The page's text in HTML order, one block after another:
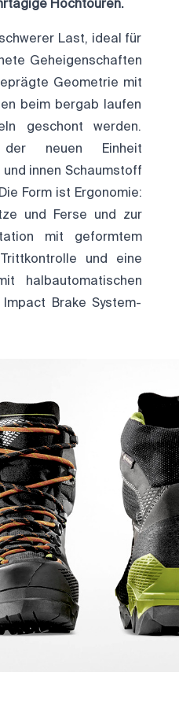
Hochtouren.
Last, ideal für
Geheigenschaften
Geometrie mit
beim bergab laufen
geschont werden.
neuen Einheit
innen Schaumstoff
Form ist Ergonomie:
und Ferse und zur
mit geformtem
und eine
halbautomatischen
Brake System-